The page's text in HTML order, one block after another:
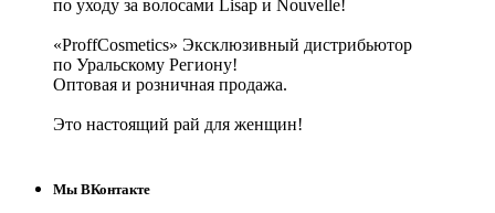
по уходу за волосами Lisap и Nouvelle!
«ProffCosmetics» Эксклюзивный дистрибьютор
по Уральскому Региону!
Оптовая и розничная продажа.
Это настоящий рай для женщин!
Мы ВКонтакте